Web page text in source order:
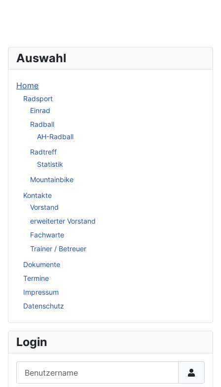
Auswahl
Home
Radsport
Einrad
Radball
AH-Radball
Radtreff
Statistik
Mountainbike
Kontakte
Vorstand
erweiterter Vorstand
Fachwarte
Trainer / Betreuer
Dokumente
Termine
Impressum
Datenschutz
Login